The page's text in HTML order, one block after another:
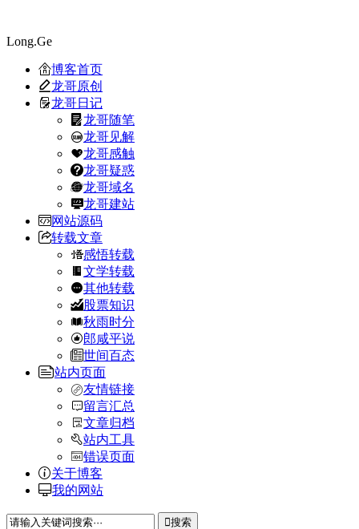
Long.Ge
博客首页
龙哥原创
龙哥日记
龙哥随笔
龙哥见解
龙哥感触
龙哥疑惑
龙哥域名
龙哥建站
网站源码
转载文章
感悟转载
文学转载
其他转载
股票知识
秋雨时分
郎咸平说
世间百态
站内页面
友情链接
留言汇总
文章归档
站内工具
错误页面
关于博客
我的网站
搜索